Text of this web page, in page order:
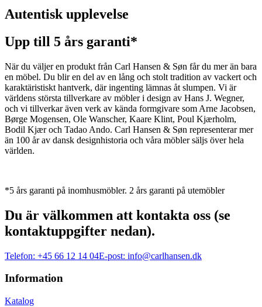
Autentisk upplevelse
Upp till 5 års garanti*
När du väljer en produkt från Carl Hansen & Søn får du mer än bara
en möbel. Du blir en del av en lång och stolt tradition av vackert och
karaktäristiskt hantverk, där ingenting lämnas åt slumpen. Vi är
världens största tillverkare av möbler i design av Hans J. Wegner,
och vi tillverkar även verk av kända formgivare som Arne Jacobsen,
Børge Mogensen, Ole Wanscher, Kaare Klint, Poul Kjærholm,
Bodil Kjær och Tadao Ando. Carl Hansen & Søn representerar mer
än 100 år av dansk designhistoria och våra möbler säljs över hela
världen.
*5 års garanti på inomhusmöbler. 2 års garanti på utemöbler
Du är välkommen att kontakta oss (se
kontaktuppgifter nedan).
Telefon: +45 66 12 14 04E-post: info@carlhansen.dk
Information
Katalog